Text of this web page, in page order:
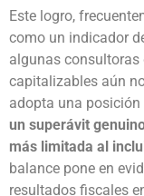
Este logro,
como un indicador
algunas consultoras
capitalizables aún
adopta una posición
un superávit
más limitada al
balance pone en
resultados fiscales